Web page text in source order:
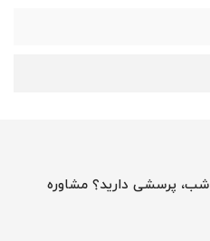
شنبه تا پنج شنبه 10 صبح تا 9 شب، پرسشی دارید؟ مشاوره